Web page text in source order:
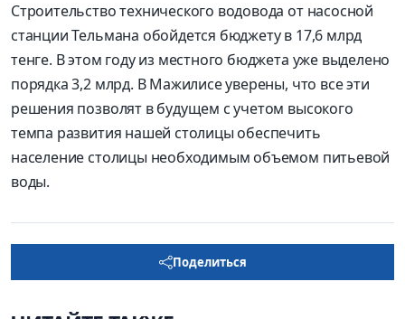
Строительство технического водовода от насосной
станции Тельмана обойдется бюджету в 17,6 млрд
тенге. В этом году из местного бюджета уже выделено
порядка 3,2 млрд. В Мажилисе уверены, что все эти
решения позволят в будущем с учетом высокого
темпа развития нашей столицы обеспечить
население столицы необходимым объемом питьевой
воды.
Поделиться